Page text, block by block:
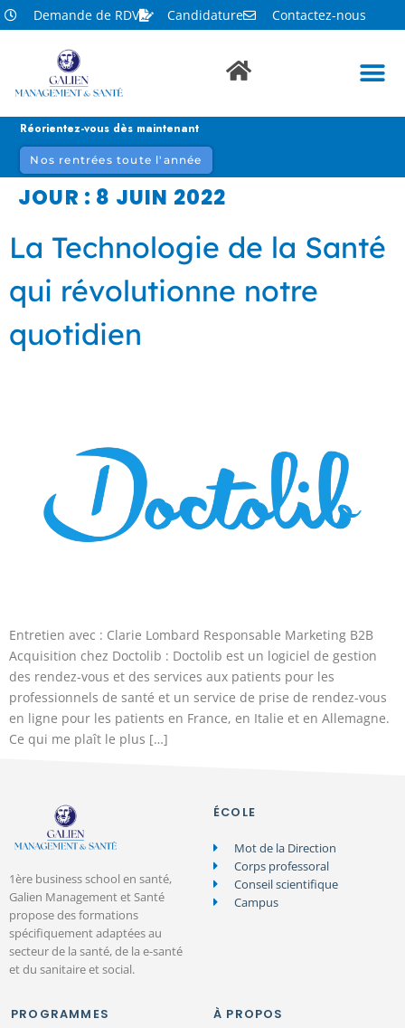
Demande de RDV Candidature Contactez-nous
Réorientez-vous dès maintenant
Nos rentrées toute l'année
JOUR : 8 JUIN 2022
La Technologie de la Santé
qui révolutionne notre
quotidien
Entretien avec : Clarie Lombard Responsable Marketing B2B
Acquisition chez Doctolib : Doctolib est un logiciel de gestion
des rendez-vous et des services aux patients pour les
professionnels de santé et un service de prise de rendez-vous
en ligne pour les patients en France, en Italie et en Allemagne.
Ce qui me plaît le plus […]
1ère business school en santé,
Galien Management et Santé
propose des formations
spécifiquement adaptées au
secteur de la santé, de la e-santé
et du sanitaire et social.
ÉCOLE
Mot de la Direction
Corps professoral
Conseil scientifique
Campus
PROGRAMMES À PROPOS